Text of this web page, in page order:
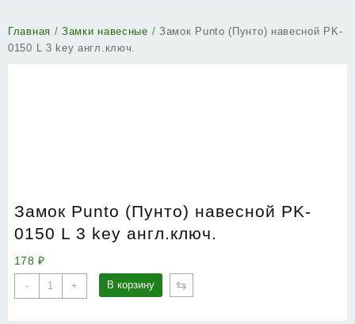
Главная /Замки навесные / Замок Punto (Пунто) навесной PK-
0150 L 3 key англ.ключ.
Замок Punto (Пунто) навесной PK-
0150 L 3 key англ.ключ.
178₽
-
Количество
товара
+ В корзину ⇆